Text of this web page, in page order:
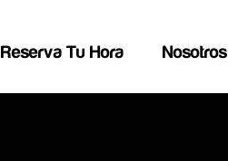
Reserva Tu Hora Nosotros